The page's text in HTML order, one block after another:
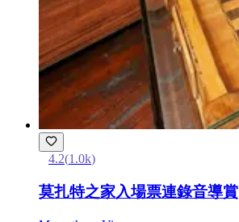
4.2(1.0k)
莫扎特之家入場票連錄音導賞